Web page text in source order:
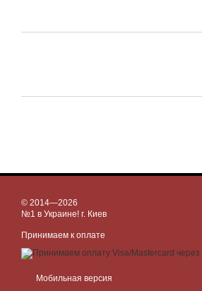
© 2014—2026
№1 в Украине! г. Киев
Принимаем к оплате
Мобильная версия